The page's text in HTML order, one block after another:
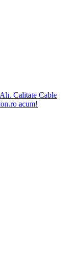
Calitate Cable
acum!